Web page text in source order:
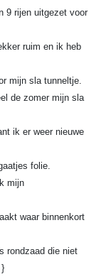
9 rijen uitgezet voor
ruim en ik heb
mijn sla tunneltje.
de zomer mijn sla
ik er weer nieuwe
folie.
mijn
waar binnenkort
rondzaad die niet